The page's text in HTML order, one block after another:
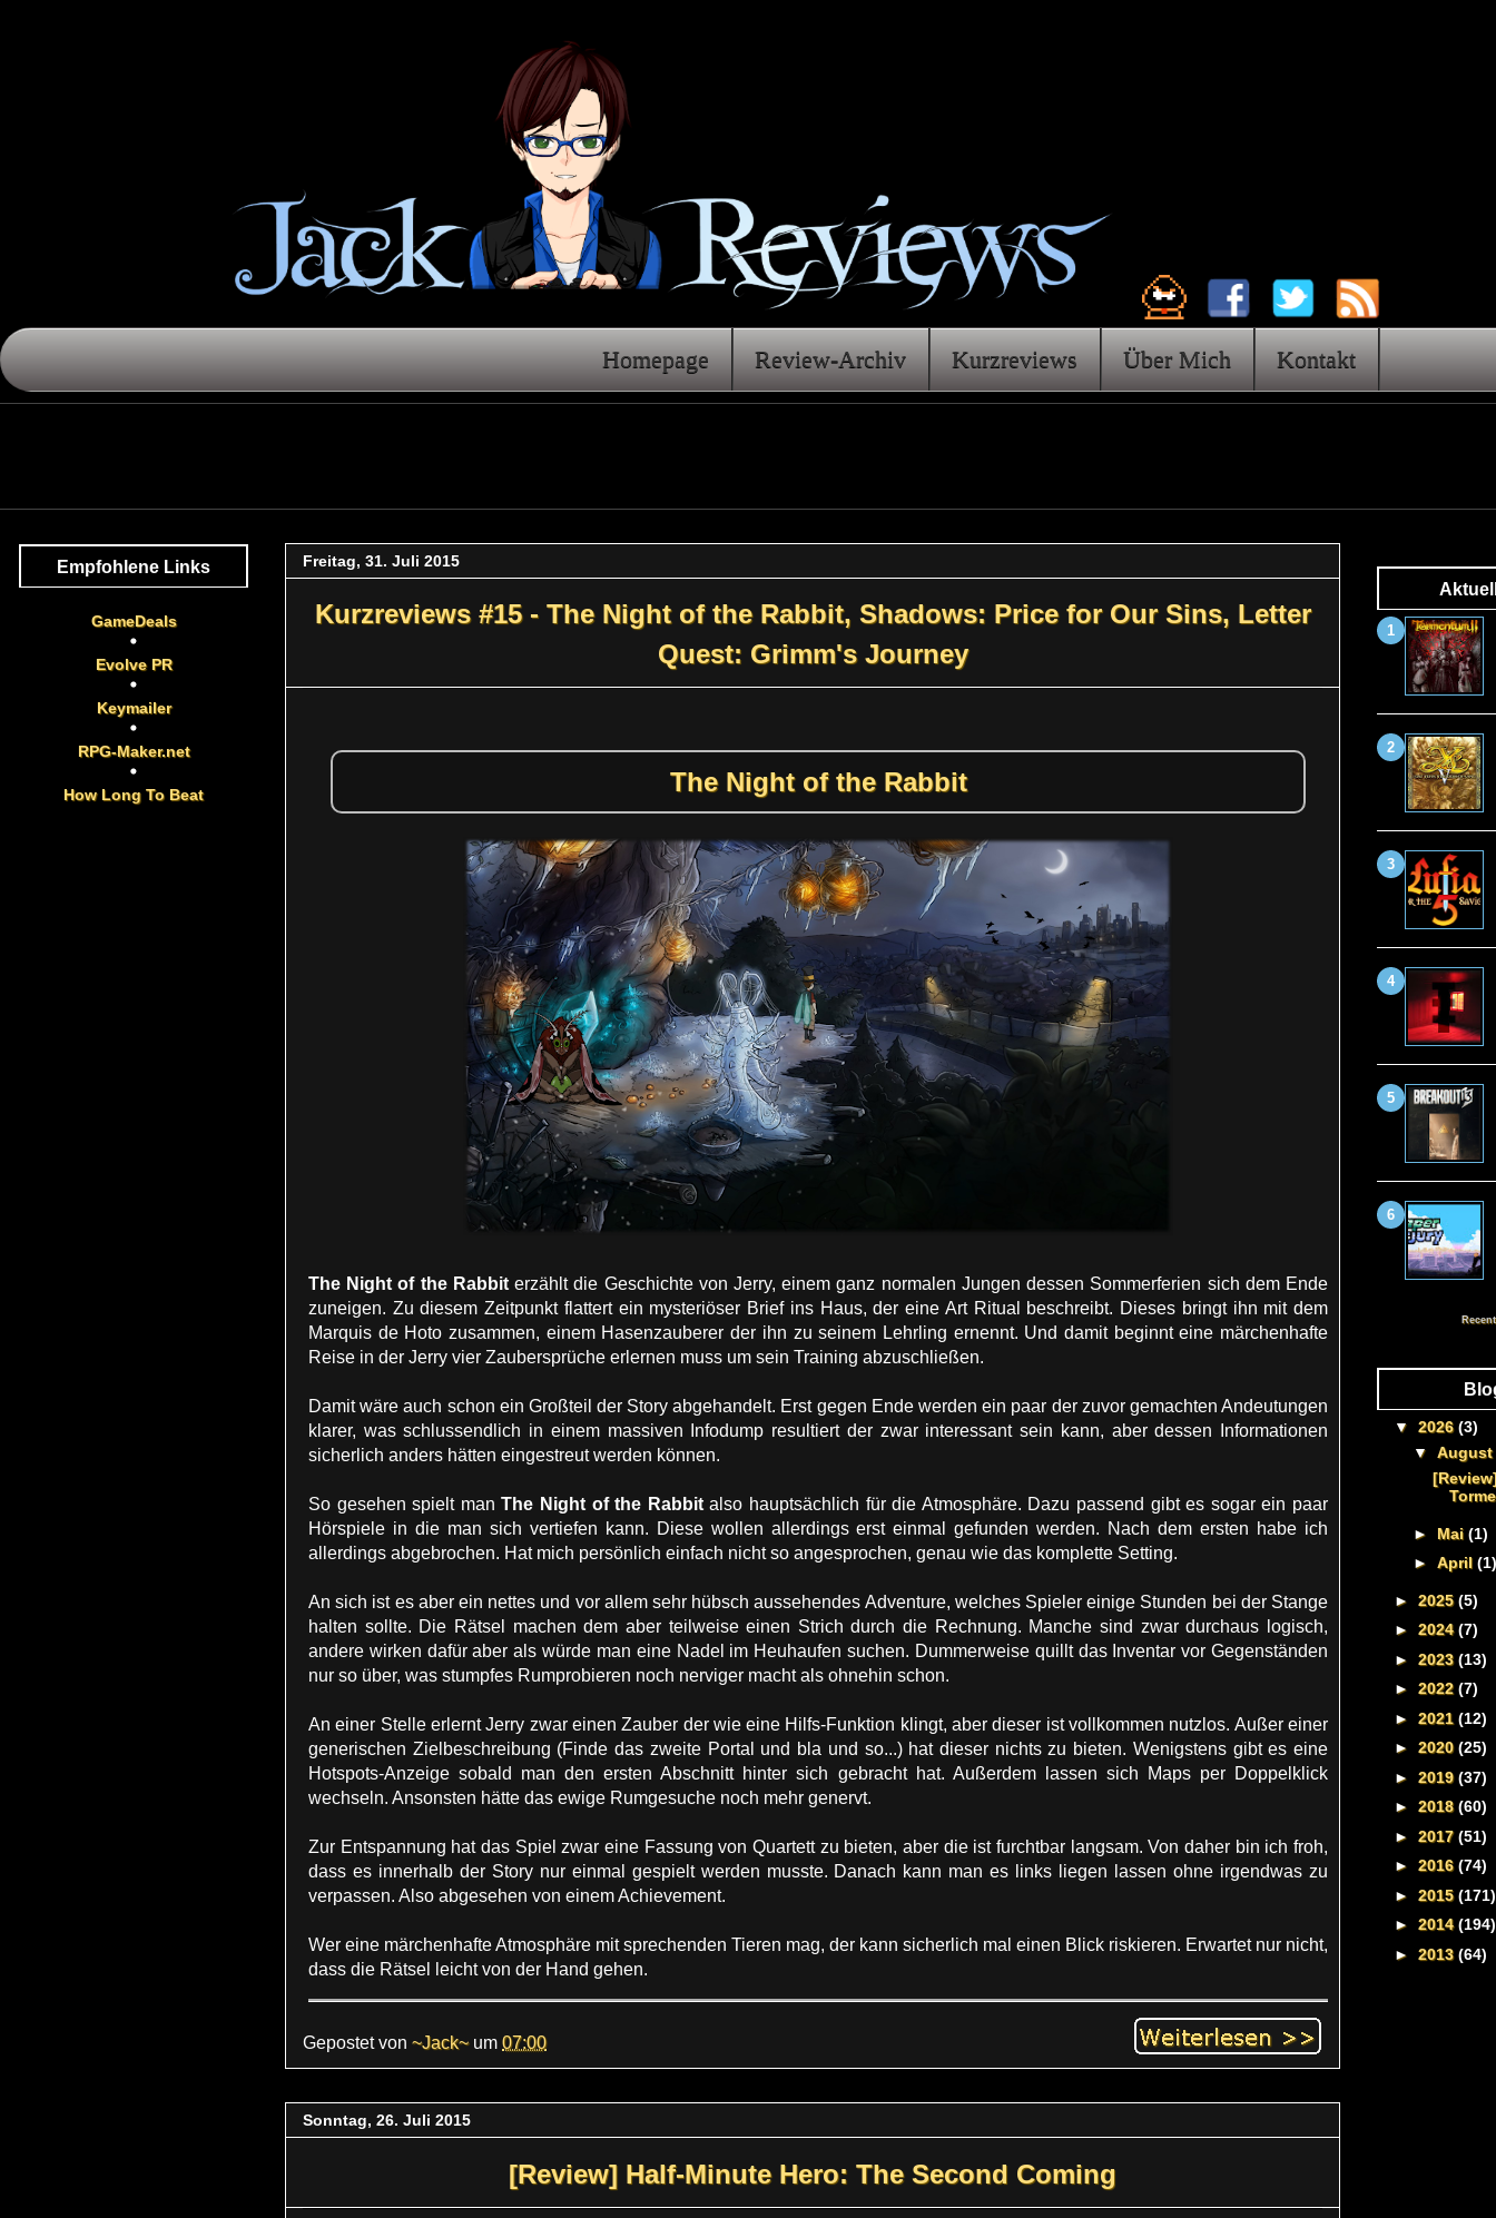
Homepage Review-Archiv Kurzreviews Über Mich Kontakt
Freitag, 31. Juli 2015
Kurzreviews #15 - The Night of the Rabbit, Shadows: Price for Our Sins, Letter
Quest: Grimm's Journey
The Night of the Rabbit
The Night of the Rabbiterzählt die Geschichte von Jerry, einem ganz normalen Jungen dessen Sommerferien sich dem Ende
zuneigen. Zu diesem Zeitpunkt flattert ein mysteriöser Brief ins Haus, der eine Art Ritual beschreibt. Dieses bringt ihn mit dem
Marquis de Hoto zusammen, einem Hasenzauberer der ihn zu seinem Lehrling ernennt. Und damit beginnt eine märchenhafte
Reise in der Jerry vier Zaubersprüche erlernen muss um sein Training abzuschließen.
Damit wäre auch schon ein Großteil der Story abgehandelt. Erst gegen Ende werden ein paar der zuvor gemachten Andeutungen
klarer, was schlussendlich in einem massiven Infodump resultiert der zwar interessant sein kann, aber dessen Informationen
sicherlich anders hätten eingestreut werden können.
So gesehen spielt manThe Night of the Rabbitalso hauptsächlich für die Atmosphäre. Dazu passend gibt es sogar ein paar
Hörspiele in die man sich vertiefen kann. Diese wollen allerdings erst einmal gefunden werden. Nach dem ersten habe ich
allerdings abgebrochen. Hat mich persönlich einfach nicht so angesprochen, genau wie das komplette Setting.
An sich ist es aber ein nettes und vor allem sehr hübsch aussehendes Adventure, welches Spieler einige Stunden bei der Stange
halten sollte. Die Rätsel machen dem aber teilweise einen Strich durch die Rechnung. Manche sind zwar durchaus logisch,
andere wirken dafür aber als würde man eine Nadel im Heuhaufen suchen. Dummerweise quillt das Inventar vor Gegenständen
nur so über, was stumpfes Rumprobieren noch nerviger macht als ohnehin schon.
An einer Stelle erlernt Jerry zwar einen Zauber der wie eine Hilfs-Funktion klingt, aber dieser ist vollkommen nutzlos. Außer einer
generischen Zielbeschreibung (Finde das zweite Portal und bla und so...) hat dieser nichts zu bieten. Wenigstens gibt es eine
Hotspots-Anzeige sobald man den ersten Abschnitt hinter sich gebracht hat. Außerdem lassen sich Maps per Doppelklick
wechseln. Ansonsten hätte das ewige Rumgesuche noch mehr genervt.
Zur Entspannung hat das Spiel zwar eine Fassung von Quartett zu bieten, aber die ist furchtbar langsam. Von daher bin ich froh,
dass es innerhalb der Story nur einmal gespielt werden musste. Danach kann man es links liegen lassen ohne irgendwas zu
verpassen. Also abgesehen von einem Achievement.
Wer eine märchenhafte Atmosphäre mit sprechenden Tieren mag, der kann sicherlich mal einen Blick riskieren. Erwartet nur nicht,
dass die Rätsel leicht von der Hand gehen.
Gepostet von ~Jack~ um 07:00
Sonntag, 26. Juli 2015
[Review] Half-Minute Hero: The Second Coming
Empfohlene Links
GameDeals
Evolve PR
Keymailer
RPG-Maker.net
How Long To Beat
▼ 2026(3)
▼ August
► Mai (1)
► April (1)
► 2025(5)
► 2024(7)
► 2023(13)
► 2022 (7)
► 2021 (12)
► 2020(25)
► 2019(37)
► 2018(60)
► 2017(51)
► 2016(74)
► 2015(171)
► 2014(194)
► 2013(64)